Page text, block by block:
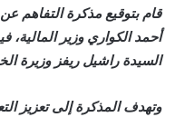
قام بتوقيع مذكرة التفاهم
أحمد الكواري وزير المالية،
السيدة راشيل ريفز وزيرة
وتهدف المذكرة إلى تعزيز